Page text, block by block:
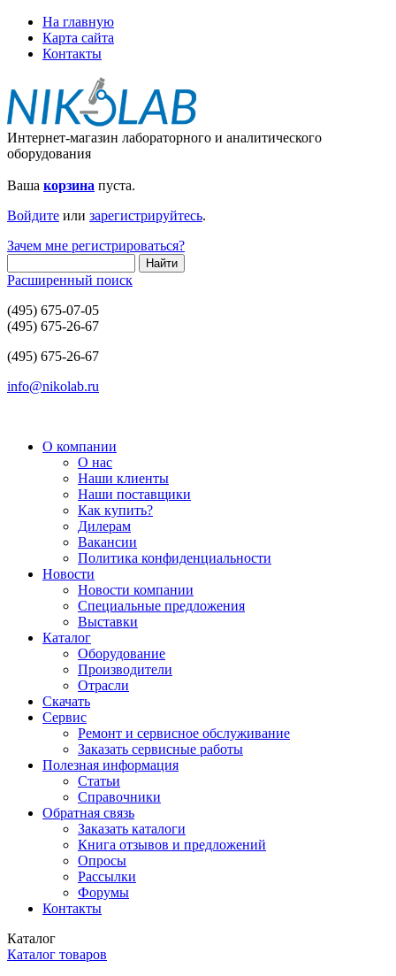
На главную
Карта сайта
Контакты
Интернет-магазин лабораторного и аналитического
оборудования
Ваша корзина пуста.
Войдите или зарегистрируйтесь.
Зачем мне регистрироваться?
Расширенный поиск
(495) 675-07-05
(495) 675-26-67
(495) 675-26-67
info@nikolab.ru
О компании
О нас
Наши клиенты
Наши поставщики
Как купить?
Дилерам
Вакансии
Политика конфиденциальности
Новости
Новости компании
Специальные предложения
Выставки
Каталог
Оборудование
Производители
Отрасли
Скачать
Сервис
Ремонт и сервисное обслуживание
Заказать сервисные работы
Полезная информация
Статьи
Справочники
Обратная связь
Заказать каталоги
Книга отзывов и предложений
Опросы
Рассылки
Форумы
Контакты
Каталог
Каталог товаров